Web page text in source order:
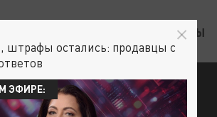
Программы
штрафы остались: продавцы с
ЭФИРЕ: